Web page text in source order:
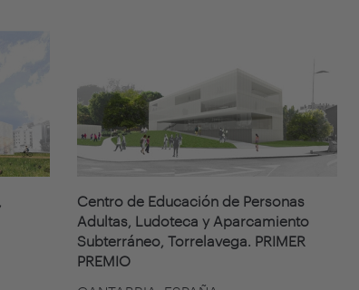
Centro de Educación de Personas
Adultas, Ludoteca y Aparcamiento
Subterráneo, Torrelavega. PRIMER
PREMIO